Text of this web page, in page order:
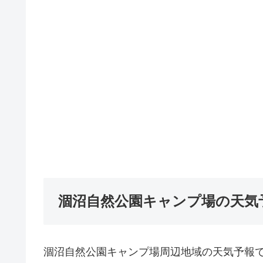
涸沼自然公園キャンプ場の天気
涸沼自然公園キャンプ場周辺地域の天気予報で